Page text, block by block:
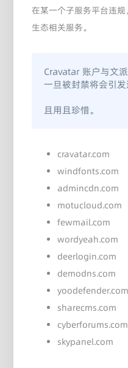
在某一个子服务平台违
生态相关服务。
Cravatar 账户与文
一旦被封禁将会引发
且用且珍惜。
cravatar.com
windfonts.com
admincdn.com
motucloud.com
fewmail.com
wordyeah.com
deerlogin.com
demodns.com
yoodefender.com
sharecms.com
cyberforums.com
skypanel.com